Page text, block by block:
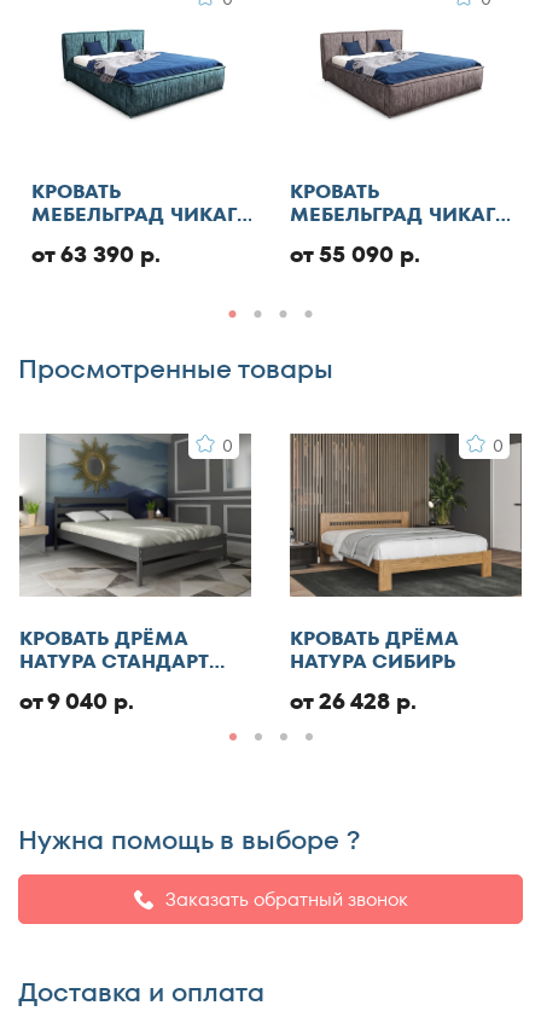
Я согласен справилами публикации
пользовательского контента
и даю согласие на
обработку персональных данных
Отменить
Добавить отзыв
КРОВАТЬ
МЕБЕЛЬГРАД ЧИКАГО
от 63 390 р.
КРОВАТЬ
МЕБЕЛЬГРАД ЧИКАГО
от 55 090 р.
Просмотренные товары
0
КРОВАТЬ ДРЁМА
НАТУРА СТАНДАРТ
от 9 040 р.
0
КРОВАТЬ ДРЁМА
НАТУРА СИБИРЬ
от 26 428 р.
Нужна помощь в выборе ?
Заказать обратный звонок
Доставка и оплата